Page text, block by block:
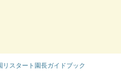
リスタート園長ガイドブック